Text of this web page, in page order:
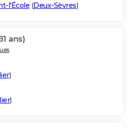
l'École (Deux-Sèvres)
ans)
)
)